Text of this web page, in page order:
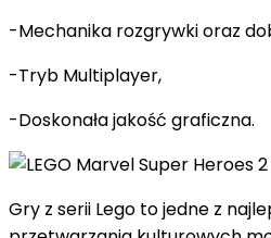
-Mechanika rozgrywki oraz
-Tryb Multiplayer,
-Doskonała jakość graficzna.
Gry z serii Lego to jedne z